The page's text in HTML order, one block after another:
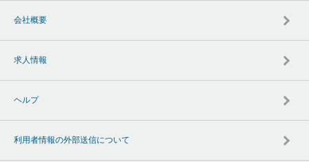
会社概要
求人情報
ヘルプ
利用者情報の外部送信について